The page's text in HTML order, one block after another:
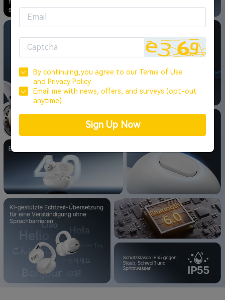
By continuing,you agree to our Terms of Use
and Privacy Policy.
Email me with news, offers, and surveys (opt-out
anytime).
Sign Up Now